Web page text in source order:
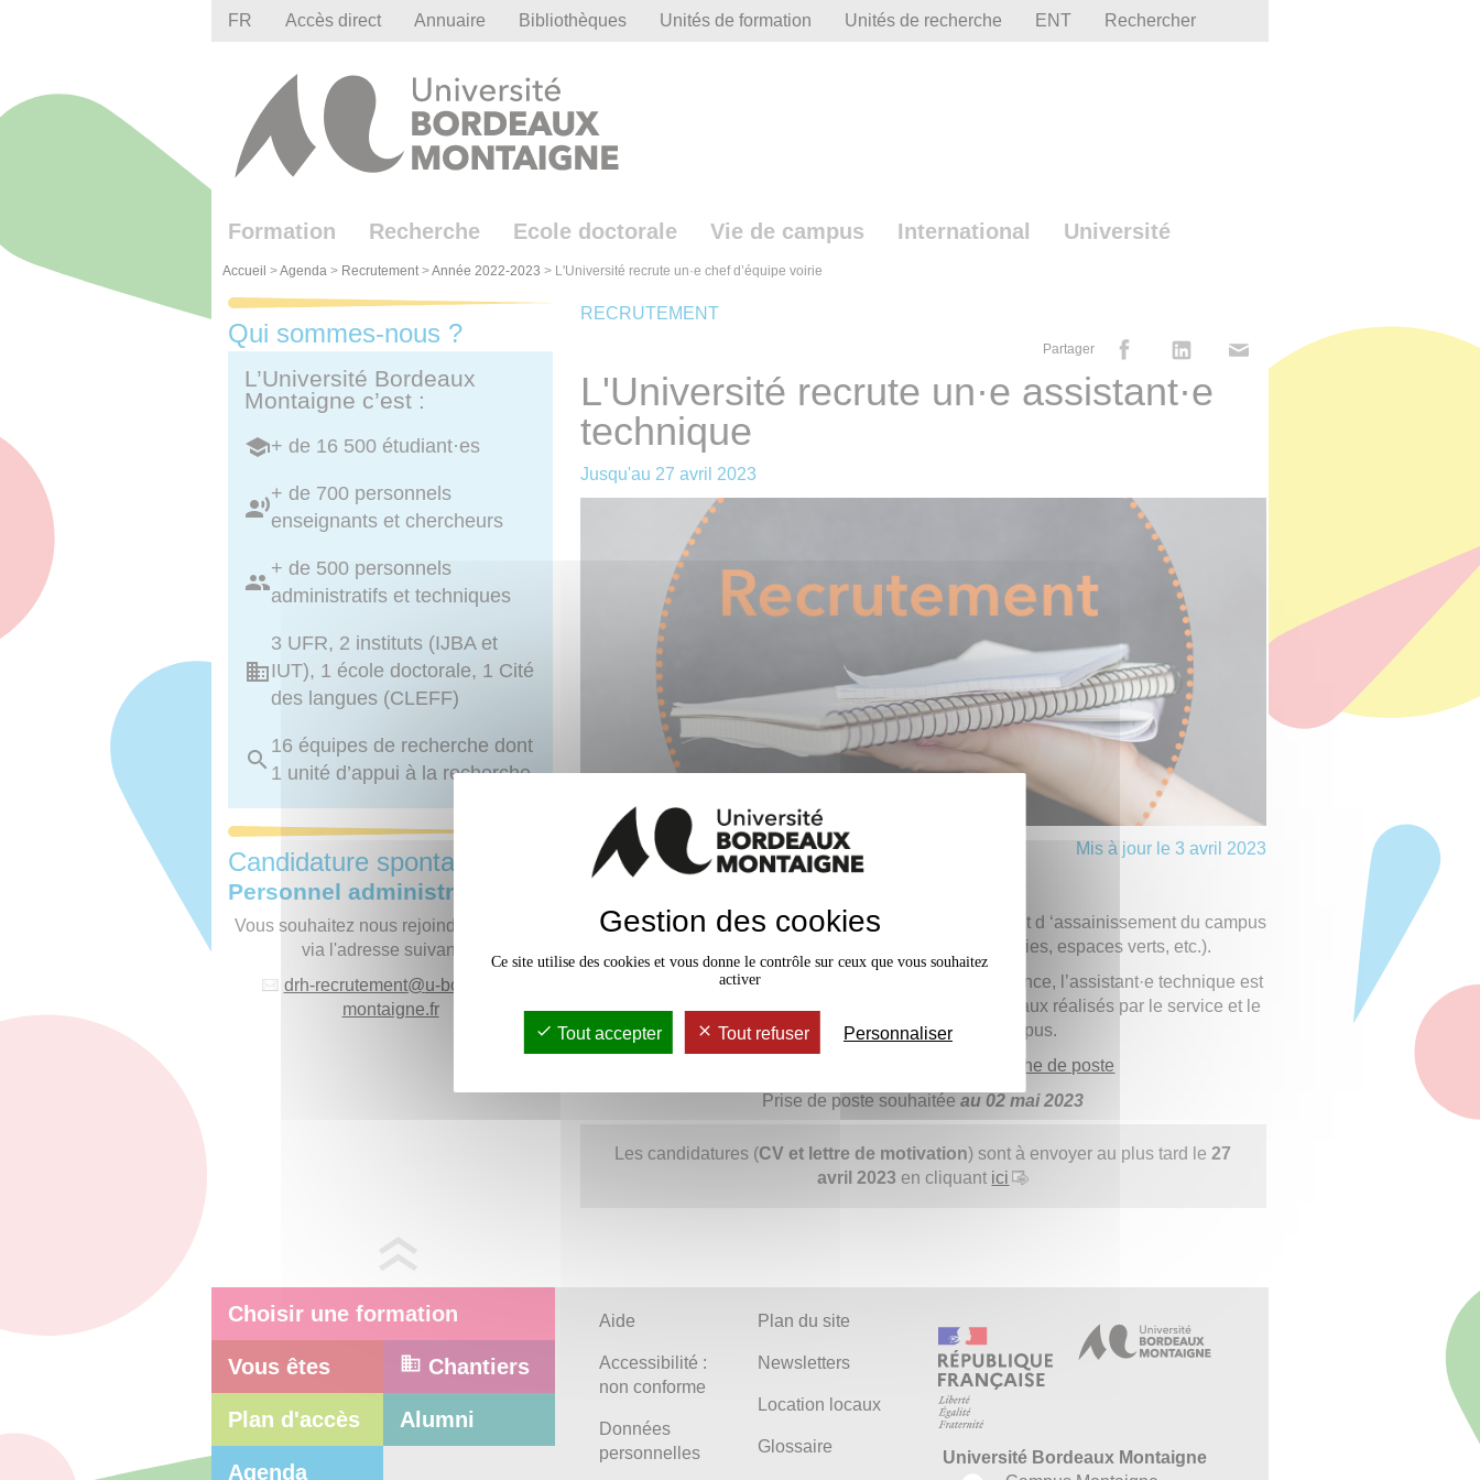
FR Accès direct Annuaire Bibliothèques Unités de formation Unités de recherche ENT Rechercher
Formation Recherche Ecole doctorale Vie de campus International Université
Accueil >Agenda > Recrutement>Année 2022-2023 > L'Université recrute un·e chef d’équipe voirie
RECRUTEMENT
Partager
L'Université recrute un·e assistant·e
technique
Jusqu'au 27 avril 2023
Mis à jour le 3 avril 2023
LeSIGDUassure la gestion des réseaux d’eau potable et d ‘assainissement du campus
ainsi que des espaces publics communs du campus (voiries, espaces verts, etc.).
Rattaché au responsable du Pôle Logistique et Maintenance, l’assistant·e technique est
à la fois le garant du suivi administratif des différents travaux réalisés par le service et le
relais de terrain pour la surveillance des espaces du campus.
fiche de poste
Prise de poste souhaitéeau 02 mai 2023
Les candidatures (CV et lettre de motivation) sont à envoyer au plus tard le27
avril 2023 en cliquant ici
Qui sommes-nous ?
L’Université Bordeaux
Montaigne c’est :
+ de 16 500 étudiant·es
+ de 700 personnels
enseignants et chercheurs
+ de 500 personnels
administratifs et techniques
3 UFR, 2 instituts (IJBA et
IUT), 1 école doctorale, 1 Cité
des langues (CLEFF)
16 équipes de recherche dont
1 unité d’appui à la recherche
Candidature spontanée
Personnel administratif
Vous souhaitez nous rejoindre, postulez
via l'adresse suivante :
drh-recrutement@u-bordeaux-
montaigne.fr
Choisir une formation
Vous êtes Chantiers
Plan d'accès Alumni
Agenda
Aide
Accessibilité :
non conforme
Données
personnelles
Plan du site
Newsletters
Location locaux
Glossaire
Université Bordeaux Montaigne
Gestion des cookies
Ce site utilise des cookies et vous donne le contrôle sur ceux que vous souhaitez
activer
Tout accepter Tout refuser Personnaliser